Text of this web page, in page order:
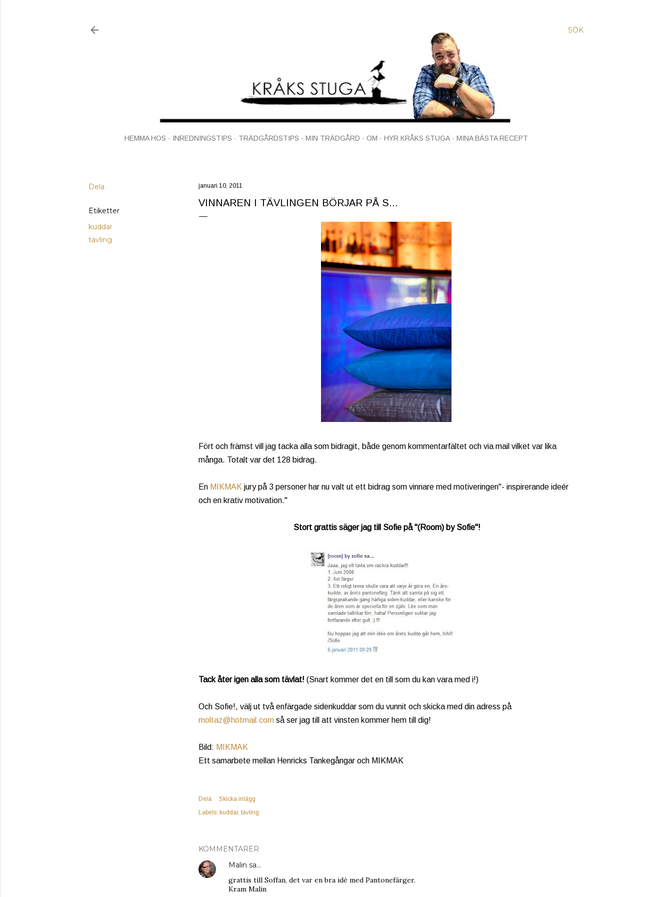
SÖK
HEMMA HOS INREDNINGSTIPS TRÄDGÅRDSTIPS MIN TRÄDGÅRD OM HYR KRÅKS STUGA MINA BÄSTA RECEPT
Dela
Etiketter
kuddar
tävling
januari 10, 2011
VINNAREN I TÄVLINGEN BÖRJAR PÅ S...
Fört och främst vill jag tacka alla som bidragit, både genom kommentarfältet och via mail vilket var lika
många. Totalt var det 128 bidrag.
En MIKMAK jury på 3 personer har nu valt ut ett bidrag som vinnare med motiveringen"- inspirerande ideér
och en krativ motivation."
Stort grattis säger jag till Sofie på "(Room) by Sofie"!
Tack åter igen alla som tävlat! (Snart kommer det en till som du kan vara med i!)
Och Sofie!, välj ut två enfärgade sidenkuddar som du vunnit och skicka med din adress på
moltaz@hotmail.com så ser jag till att vinsten kommer hem till dig!
Bild: MIKMAK
Ett samarbete mellan Henricks Tankegångar och MIKMAK
Dela
Skicka inlägg
Labels: kuddar tävling
KOMMENTARER
Malin sa…
grattis till Soffan, det var en bra idé med Pantonefärger.
Kram Malin